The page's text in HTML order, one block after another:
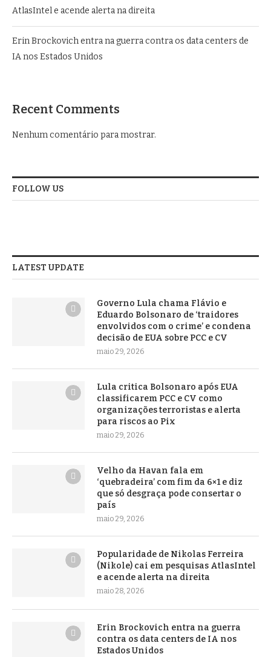
AtlasIntel e acende alerta na direita
Erin Brockovich entra na guerra contra os data centers de
IA nos Estados Unidos
Recent Comments
Nenhum comentário para mostrar.
FOLLOW US
LATEST UPDATE
Governo Lula chama Flávio e
Eduardo Bolsonaro de ‘traidores
envolvidos com o crime’ e condena
decisão de EUA sobre PCC e CV
maio 29, 2026
Lula critica Bolsonaro após EUA
classificarem PCC e CV como
organizações terroristas e alerta
para riscos ao Pix
maio 29, 2026
Velho da Havan fala em
‘quebradeira’ com fim da 6×1 e diz
que só desgraça pode consertar o
país
maio 29, 2026
Popularidade de Nikolas Ferreira
(Nikole) cai em pesquisas AtlasIntel
e acende alerta na direita
maio 28, 2026
Erin Brockovich entra na guerra
contra os data centers de IA nos
Estados Unidos